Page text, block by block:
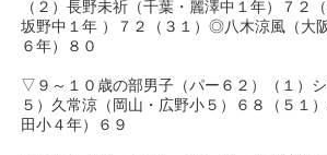
（２）長野未祈（千葉・麗澤中１年）７２
坂野中１年 ）７２（３１）◎八木涼風（大
６年）８０
▽９～１０歳の部男子（パー６２）（１）
５）久常涼（岡山・広野小５）６８（５１
田小４年）６９